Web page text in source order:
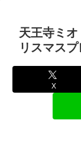
天王寺ミ
リスマス
X